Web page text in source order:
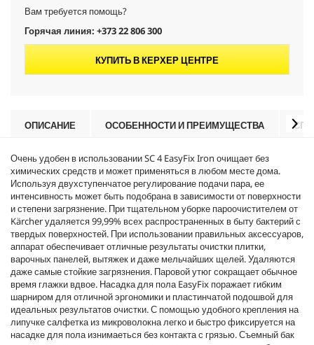
Вам требуется помощь?
Горячая линия: +373 22 806 300
КУПИТЬ В КЕРХЕР ЦЕНТРЕ
ОПИСАНИЕ ОСОБЕННОСТИ И ПРЕИМУЩЕСТВА
Очень удобен в использовании SC 4EasyFixIron очищает без
химических средств и может применяться в любом месте дома.
Используя двухступенчатое регулирование подачи пара, ее
интенсивность может быть подобрана в зависимости от поверхности
и степени загрязнение. При тщательном уборке пароочистителем от
Kärcher удаляется 99,99% всех распространенных в быту бактерий с
твердых поверхностей. При использовании правильных аксессуаров,
аппарат обеспечивает отличные результаты очистки плитки,
варочных панелей, вытяжек и даже мельчайших щелей. Удаляются
даже самые стойкие загрязнения. Паровой утюг сокращает обычное
время глажки вдвое. Насадка для полаEasyFix поражает гибким
шарниром для отличной эргономики и пластинчатой ​​подошвой для
идеальных результатов очистки. С помощью удобного крепления на
липучке салфетка из микроволокна легко и быстро фиксируется на
насадке для пола изнимаеться без контакта с грязью. Съемный бак